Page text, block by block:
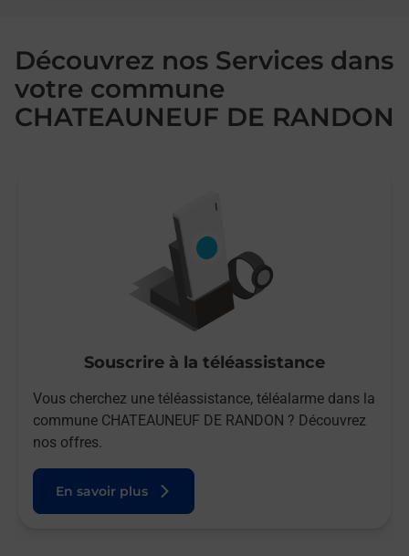
Découvrez nos Services dans
votre commune
CHATEAUNEUF DE RANDON
Souscrire à la téléassistance
Vous cherchez une téléassistance, téléalarme dans la
commune CHATEAUNEUF DE RANDON ? Découvrez
nos offres.
En savoir plus